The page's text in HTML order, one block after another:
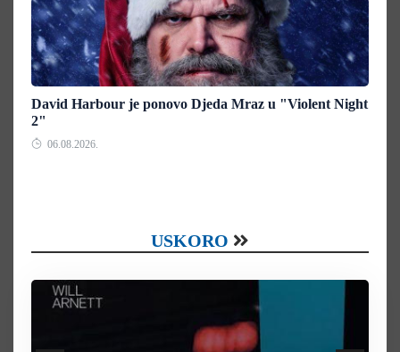
David Harbour je ponovo Djeda Mraz u "Violent Night
2"
06.08.2026.
USKORO